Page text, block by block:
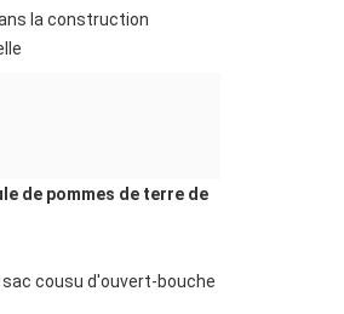
la construction
de pommes de terre de
cousu d'ouvert-bouche